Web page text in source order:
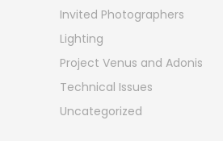
Invited Photographers
Lighting
Project Venus and Adonis
Technical Issues
Uncategorized